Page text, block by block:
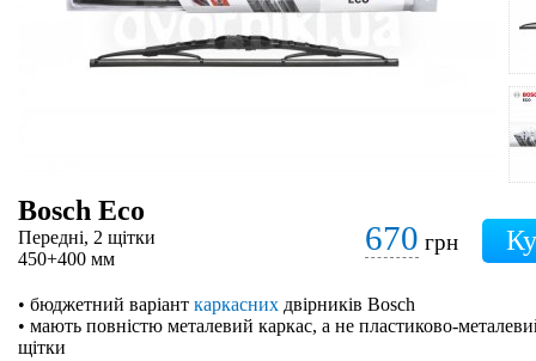
Bosch Eco
Передні, 2 щітки
450+400 мм
670 грн
• бюджетний варіант каркасних двірників Bosch
• мають повністю металевий каркас, а не пластиково-
щітки